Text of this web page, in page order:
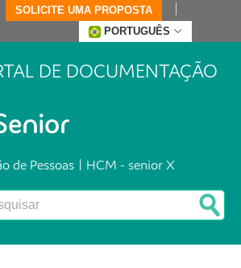
SOLICITE UMA PROPOSTA
PORTUGUÊS
DE DOCUMENTAÇÃO
de Pessoas | HCM - senior X